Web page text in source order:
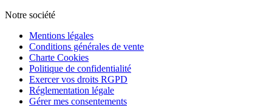
Notre société
Mentions légales
Conditions générales de vente
Charte Cookies
Politique de confidentialité
Exercer vos droits RGPD
Réglementation légale
Gérer mes consentements